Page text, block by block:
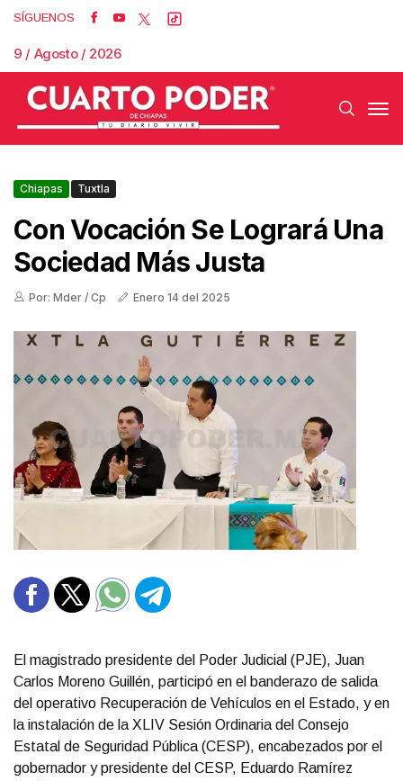
SÍGUENOS
9 / Agosto / 2026
Chiapas Tuxtla
Con Vocación Se Logrará Una
Sociedad Más Justa
Por: Mder / Cp Enero 14 del 2025
El magistrado presidente del Poder Judicial (PJE), Juan
Carlos Moreno Guillén, participó en el banderazo de salida
del operativo Recuperación de Vehículos en el Estado, y en
la instalación de la XLIV Sesión Ordinaria del Consejo
Estatal de Seguridad Pública (CESP), encabezados por el
gobernador y presidente del CESP, Eduardo Ramírez